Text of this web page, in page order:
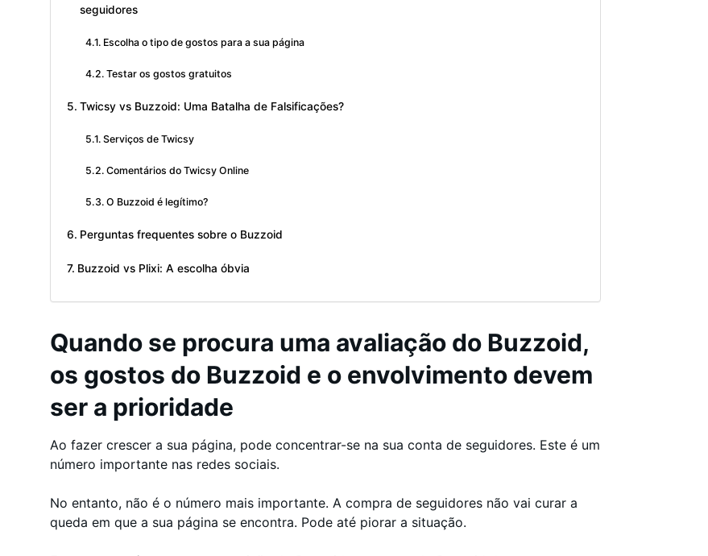
seguidores
Escolha o tipo de gostos para a sua página
Testar os gostos gratuitos
Twicsy vs Buzzoid: Uma Batalha de Falsificações?
Serviços de Twicsy
Comentários do Twicsy Online
O Buzzoid é legítimo?
Perguntas frequentes sobre o Buzzoid
Buzzoid vs Plixi: A escolha óbvia
Quando se procura uma avaliação do Buzzoid,
os gostos do Buzzoid e o envolvimento devem
ser a prioridade
Ao fazer crescer a sua página, pode concentrar-se na sua conta de seguidores. Este é um
número importante nas redes sociais.
No entanto, não é o número mais importante. A compra de seguidores não vai curar a
queda em que a sua página se encontra. Pode até piorar a situação.